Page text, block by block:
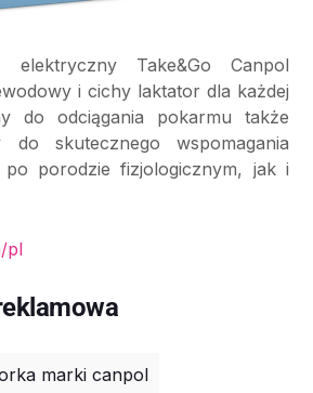
elektryczny Take&Go Canpol
i cichy laktator dla każdej
do odciągania pokarmu także
do skutecznego wspomagania
porodzie fizjologicznym, jak i
pl
marki canpol